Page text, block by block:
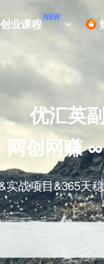
业课程NEW
优汇英
网创网赚
实战项目&365天